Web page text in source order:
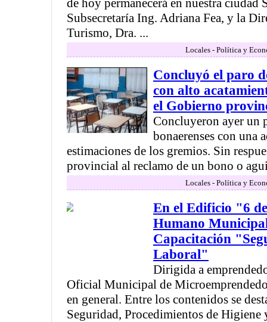
de hoy permanecerá en nuestra ciudad
Subsecretaría Ing. Adriana Fea, y la
Turismo, Dra. ...
Locales - Política y
Concluyó el paro
con alto
el Gobierno
Concluyeron ayer un
bonaerenses con una
estimaciones de los gremios. Sin
provincial al reclamo de un bono o
Locales - Política y
En el Edificio "6
Humano
Capacitación
Laboral"
Dirigida a
Oficial Municipal de
en general. Entre los contenidos se
Seguridad, Procedimientos de Higiene